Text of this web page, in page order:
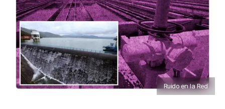
Ruido en la Red